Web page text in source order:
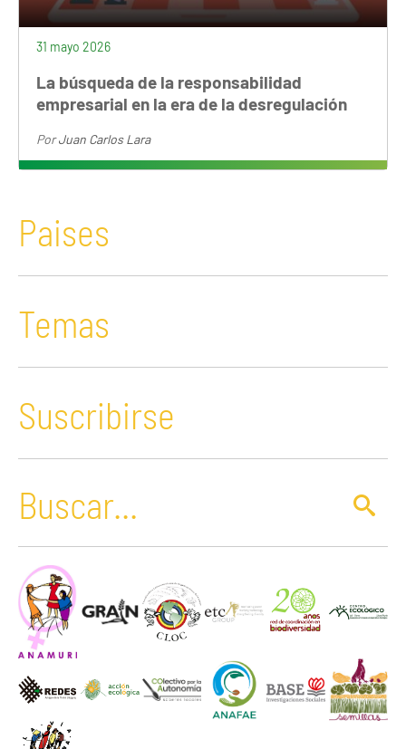
31 mayo 2026
La búsqueda de la responsabilidad
empresarial en la era de la desregulación
PorJuan Carlos Lara
Paises
Temas
Suscribirse